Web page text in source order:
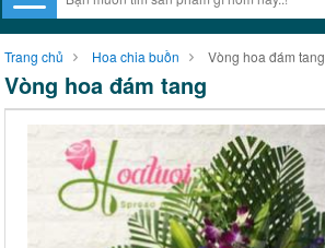
Trang chủ Hoa chia buồn Vòng hoa đám tang
Vòng hoa đám tang